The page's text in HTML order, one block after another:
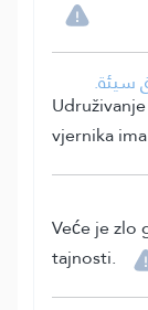
سيئة.
vjernika
Veće je zlo
tajnosti.